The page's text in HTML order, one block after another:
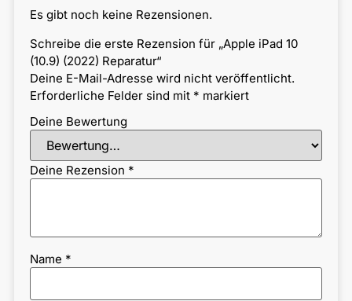
Es gibt noch keine Rezensionen.
Schreibe die erste Rezension für „Apple iPad 10
(10.9) (2022) Reparatur“
Deine E-Mail-Adresse wird nicht veröffentlicht.
Erforderliche Felder sind mit * markiert
Deine Bewertung
Deine Rezension *
Name *